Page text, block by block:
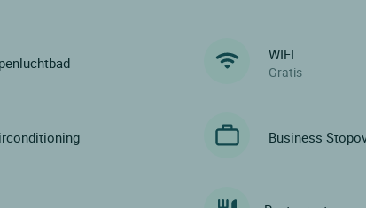
WIFI
Gratis
Business